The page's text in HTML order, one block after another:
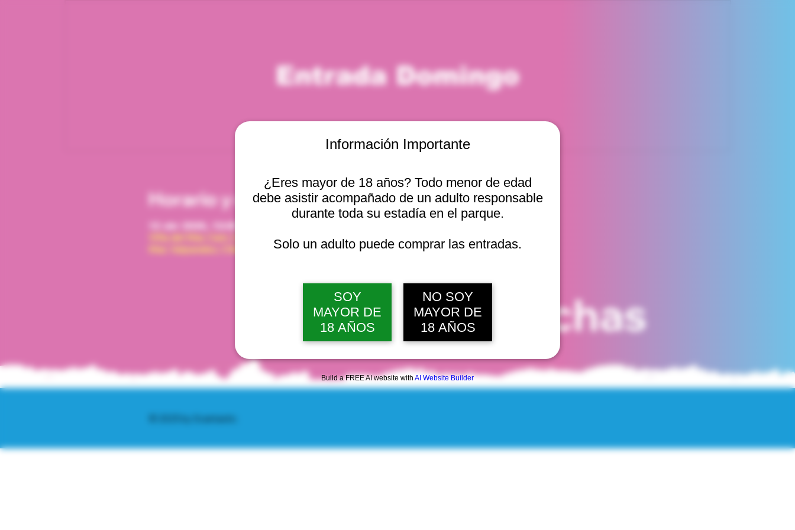
Información Importante
¿Eres mayor de 18 años? Todo menor de edad
debe asistir acompañado de un adulto responsable
durante toda su estadía en el parque.
Solo un adulto puede comprar las entradas.
SOY
MAYOR DE
18 AÑOS
NO SOY
MAYOR DE
18 AÑOS
Build a FREE AI website with AI Website Builder
Entrada Domingo
Horario y ubicación
Viña del Mar, Cam. Internacional 2440, Viña del
dom, 09 ago, 10:00 a. m.
Ver 20 fechas
© 2025 by Scantastic.